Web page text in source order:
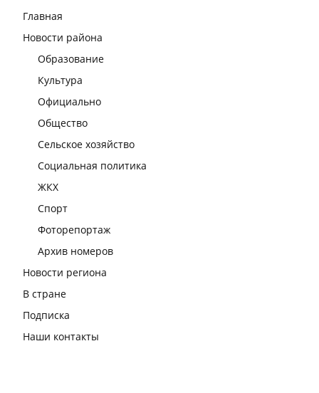
Главная
Новости района
Образование
Культура
Официально
Общество
Сельское хозяйство
Социальная политика
ЖКХ
Спорт
Фоторепортаж
Архив номеров
Новости региона
В стране
Подписка
Наши контакты